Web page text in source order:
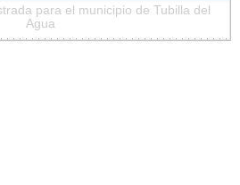
para el municipio de Tubilla del
Agua